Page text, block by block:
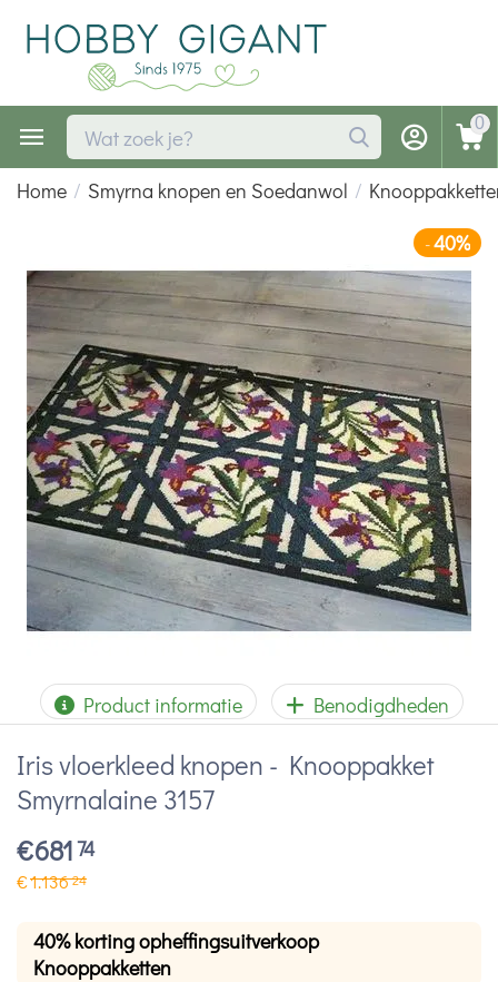
0
Home / Smyrna knopen en Soedanwol /
-40%
Product informatie Benodigdheden
Iris vloerkleed knopen - Knooppakket
Smyrnalaine 3157
€68174
€1.13624
40% korting opheffingsuitverkoop
Knooppakketten